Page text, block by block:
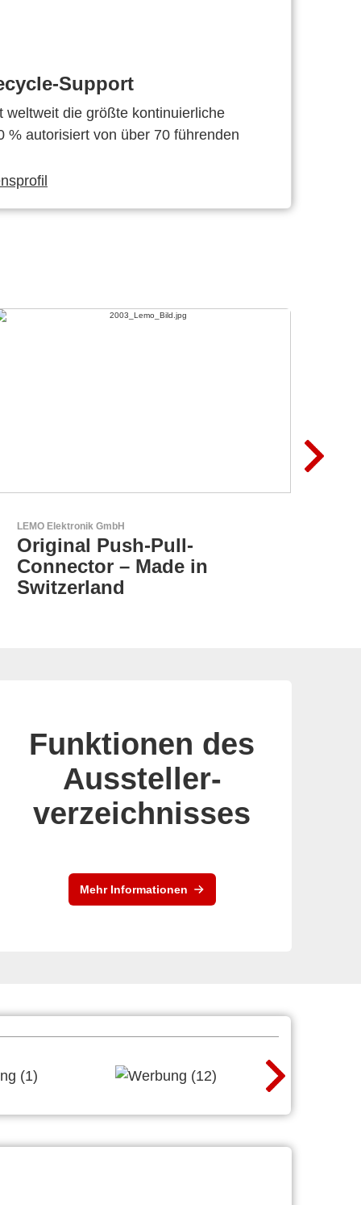
Support
weltweit die größte kontinuierliche
% autorisiert von über 70 führenden
Esseti Srl
Ihr Partner für High-Tech-
Leiterplatten
Funktionen des
Aussteller-
verzeichnisses
Mehr Informationen